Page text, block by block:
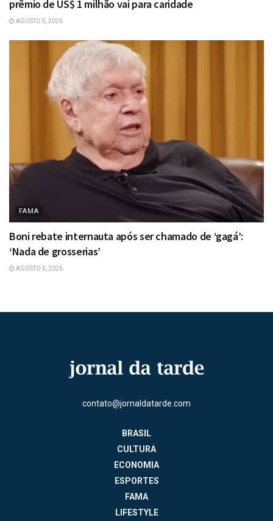
prêmio de US$ 1 milhão vai para caridade
AGOSTO 5, 2026
FAMA
Boni rebate internauta após ser chamado de ‘gagá’:
‘Nada de grosserias’
AGOSTO 5, 2026
contato@jornaldatarde.com
BRASIL
CULTURA
ECONOMIA
ESPORTES
FAMA
LIFESTYLE